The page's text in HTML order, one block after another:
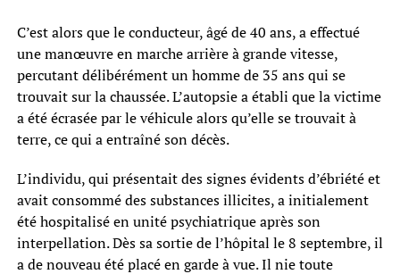
C’est alors que le conducteur, âgé de 40 ans, a effectué
une manœuvre en marche arrière à grande vitesse,
percutant délibérément un homme de 35 ans qui se
trouvait sur la chaussée. L’autopsie a établi que la victime
a été écrasée par le véhicule alors qu’elle se trouvait à
terre, ce qui a entraîné son décès.
L’individu, qui présentait des signes évidents d’ébriété et
avait consommé des substances illicites, a initialement
été hospitalisé en unité psychiatrique après son
interpellation. Dès sa sortie de l’hôpital le 8 septembre, il
a de nouveau été placé en garde à vue. Il nie toute